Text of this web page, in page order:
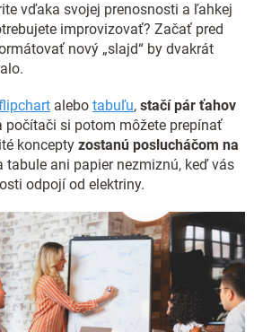
vďaka svojej prenosnosti a ľahkej
improvizovať? Začať pred
nový „slajd“ by dvakrát
alebo tabuľu, stačí pár ťahov
počítači si potom môžete prepínať
koncepty zostanú poslucháčom na
tabule ani papier nezmiznú, keď vás
odpojí od elektriny.